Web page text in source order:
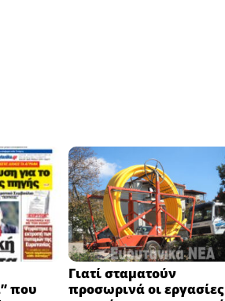
που
Γιατί σταματούν
προσωρινά οι εργασίες